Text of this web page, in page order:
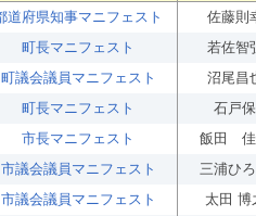
道府県知事マニフェスト 佐藤則
町長マニフェスト 若佐智
町議会議員マニフェスト 沼尾昌
町長マニフェスト 石戸保
市長マニフェスト 飯田
市議会議員マニフェスト 三浦ひ
市議会議員マニフェスト 太田 博